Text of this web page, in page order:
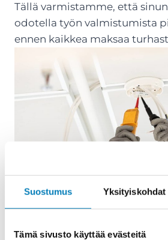
Suostumus Yksityiskohdat
Tämä sivusto käyttää evästeitä
Tällä varmistamme, että
odotella työn valmistumista
ennen kaikkea maksaa